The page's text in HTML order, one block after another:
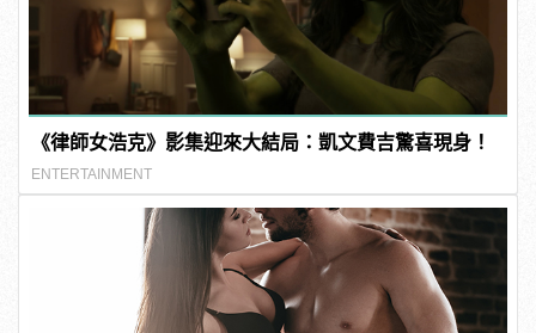
《律師女浩克》影集迎來大結局：凱文費吉驚喜現身！
ENTERTAINMENT